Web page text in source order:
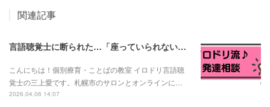
関連記事
言語聴覚士に断られた…「座っていられない子は言語訓練できない？」と言われたお母さんへ
こんにちは！個別療育・ことばの教室 イロドリ言語聴
覚士の三上愛です。札幌市のサロンとオンラインに…
2026.04.06 14:07